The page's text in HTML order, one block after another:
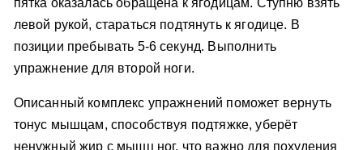
пятка оказалась обращена к ягодицам. Ступню взять
левой рукой, стараться подтянуть к ягодице. В
позиции пребывать 5-6 секунд. Выполнить
упражнение для второй ноги.
Описанный комплекс упражнений поможет вернуть
тонус мышцам, способствуя подтяжке, уберёт
ненужный жир с мышц ног, что важно для похудения